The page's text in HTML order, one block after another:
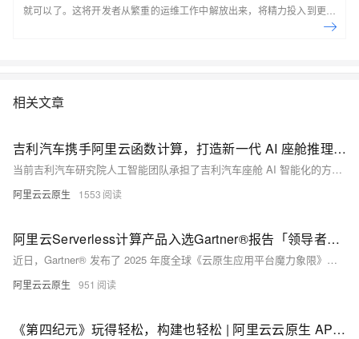
就可以了。这将开发者从繁重的运维工作中解放出来，将精力投入到更有
相关文章
吉利汽车携手阿里云函数计算，打造新一代 AI 座舱推理引擎
当前吉利汽车研究院人工智能团队承担了吉利汽车座舱 AI 智能化的方案建设，在和阿里云的合作中，基于星睿智算中心 2.0 的 23.5EFLOPS 强大算力，构建 AI 混合云架构，面向百万级用户的实时推理计算引入阿里云函数计算的 Serverless GPU 算力集群，共同为智能座舱的交互和娱乐功能提供大模型推理业务服务，涵盖的场景如针对模糊指令的复杂意图解析、文生图、情感 TTS 等。
阿里云云原生 1553
阿里云Serverless计算产品入选Gartner®报告「领导者」象限！
近日，Gartner® 发布了 2025 年度全球《云原生应用平台魔力象限》报告，阿里云凭借 Serverless 应用引擎 SAE（以下简称 SAE）和函数计算 FC，成为亚太地区唯一入选「领导者象限」的科技公司。
阿里云云原生 951
《第四纪元》玩得轻松，构建也轻松 | 阿里云云原生 API 网关、函数计算助力 IGame 快速构建轻休闲游戏